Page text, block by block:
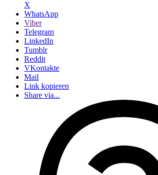
X
WhatsApp
Viber
Telegram
LinkedIn
Tumblr
Reddit
VKontakte
Mail
Link kopieren
Share via...